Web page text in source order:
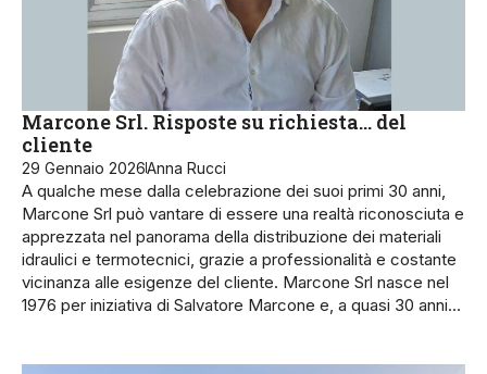
Marcone Srl. Risposte su richiesta… del
cliente
29 Gennaio 2026Anna Rucci
A qualche mese dalla celebrazione dei suoi primi 30 anni,
Marcone Srl può vantare di essere una realtà riconosciuta e
apprezzata nel panorama della distribuzione dei materiali
idraulici e termotecnici, grazie a professionalità e costante
vicinanza alle esigenze del cliente. Marcone Srl nasce nel
1976 per iniziativa di Salvatore Marcone e, a quasi 30 anni…